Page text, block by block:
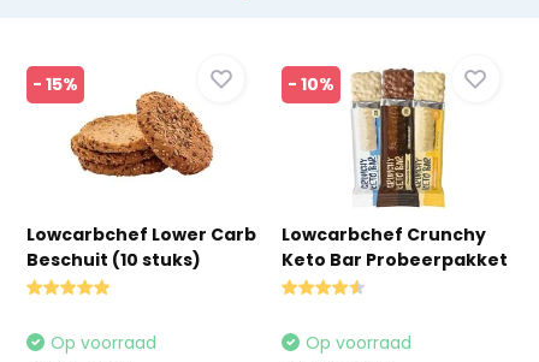
- 15%
Lowcarbchef Lower Carb
Beschuit (10 stuks)
Op voorraad
- 10%
Lowcarbchef Crunchy
Keto Bar Probeerpakket
Op voorraad